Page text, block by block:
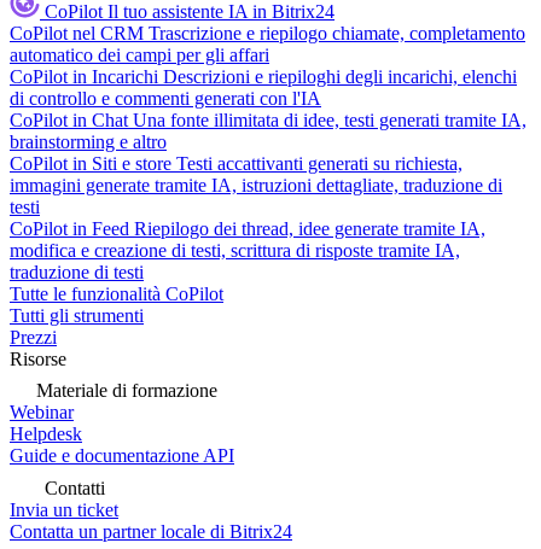
CoPilot Il tuo assistente IA in Bitrix24
CoPilot nel CRM Trascrizione e riepilogo chiamate, completamento
automatico dei campi per gli affari
CoPilot in Incarichi Descrizioni e riepiloghi degli incarichi, elenchi
di controllo e commenti generati con l'IA
CoPilot in Chat Una fonte illimitata di idee, testi generati tramite IA,
brainstorming e altro
CoPilot in Siti e store Testi accattivanti generati su richiesta,
immagini generate tramite IA, istruzioni dettagliate, traduzione di
testi
CoPilot in Feed Riepilogo dei thread, idee generate tramite IA,
modifica e creazione di testi, scrittura di risposte tramite IA,
traduzione di testi
Tutte le funzionalità CoPilot
Tutti gli strumenti
Prezzi
Risorse
Materiale di formazione
Webinar
Helpdesk
Guide e documentazione API
Contatti
Invia un ticket
Contatta un partner locale di Bitrix24